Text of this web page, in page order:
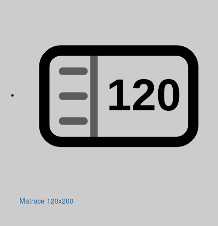
Matrace 120x200